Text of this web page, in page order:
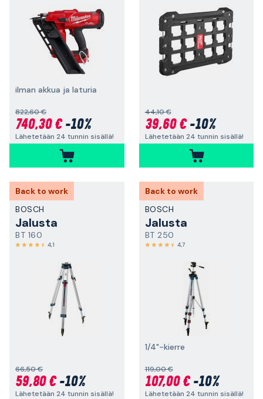
ilman akkua ja laturia
822,60 €
740,30 €-10%
Lähetetään 24 tunnin sisällä!
44,10 €
39,60 €-10%
Lähetetään 24 tunnin sisällä!
Back to work
BOSCH
Jalusta
BT 160
4,1
66,50 €
59,80 €-10%
Lähetetään 24 tunnin sisällä!
Back to work
BOSCH
Jalusta
BT 250
4,7
1/4"-kierre
119,00 €
107,00 €-10%
Lähetetään 24 tunnin sisällä!